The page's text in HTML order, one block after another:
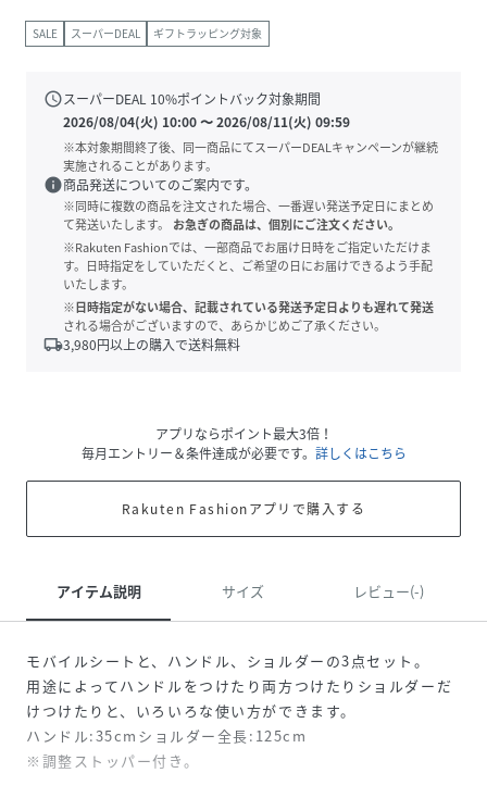
SALE スーパーDEAL ギフトラッピング対象
scheduleスーパーDEAL 10%ポイントバック対象期間
2026/08/04(火) 10:00〜2026/08/11(火) 09:59
※本対象期間終了後、同一商品にてスーパーDEALキャンペーンが継続
実施されることがあります。
info商品発送についてのご案内です。
※同時に複数の商品を注文された場合、一番遅い発送予定日にまとめ
て発送いたします。
お急ぎの商品は、個別にご注文ください。
※Rakuten Fashionでは、一部商品でお届け日時をご指定いただけま
す。日時指定をしていただくと、ご希望の日にお届けできるよう手配
いたします。
※日時指定がない場合、記載されている発送予定日よりも遅れて発送
される場合がございますので、あらかじめご了承ください。
local_shipping3,980円以上の購入で送料無料
アプリならポイント最大3倍！
毎月エントリー＆条件達成が必要です。 詳しくはこちら
Rakuten Fashionアプリで購入する
アイテム説明 サイズ レビュー(-)
モバイルシートと、ハンドル、ショルダーの3点セット。
用途によってハンドルをつけたり両方つけたりショルダーだ
けつけたりと、いろいろな使い方ができます。
ハンドル:35cmショルダー全長:125cm
※調整ストッパー付き。